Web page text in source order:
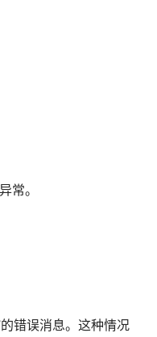
常。
错误消息。这种情况